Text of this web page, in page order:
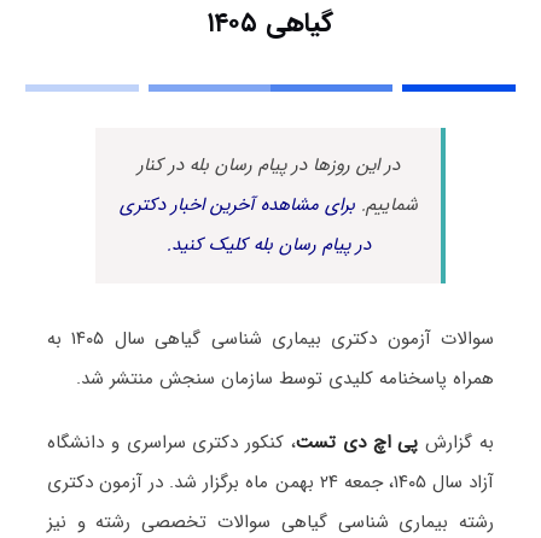
گیاهی ۱۴۰۵
در این روزها در پیام رسان بله در کنار
شماییم.برای مشاهده آخرین اخبار دکتری
در پیام رسان بله کلیک کنید.
سوالات آزمون دکتری بیماری شناسی گیاهی سال ۱۴۰۵ به
همراه پاسخنامه کلیدی توسط سازمان سنجش منتشر شد.
به گزارشپی اچ دی تست، کنکور دکتری سراسری و دانشگاه
آزاد سال ۱۴۰۵، جمعه ۲۴ بهمن ماه برگزار شد. در آزمون دکتری
رشته بیماری شناسی گیاهی سوالات تخصصی رشته و نیز